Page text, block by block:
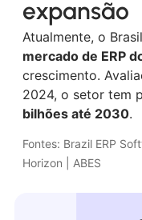
expansão
Atualmente, o
mercado de ERP
crescimento.
2024, o setor tem
bilhões até 2030.
Fontes: Brazil ERP
Horizon | ABES